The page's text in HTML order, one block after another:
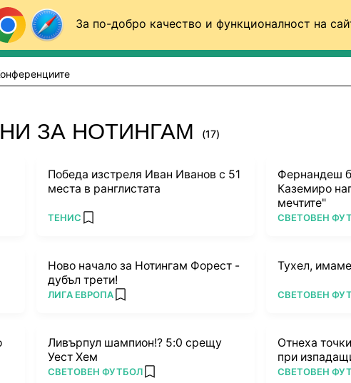
За по-добро качество и функционалност на
ФУТБОЛ (БГ)
ЗА НОТИНГАМ (17)
Победа изстреля Иван Иванов с 51
места в ранглистата
ПОВЕЧЕ ОТ
ТЕНИС add favorites
Фернандеш
Каземиро
мечтите"
ПОВЕЧЕ ОТ
СВЕТОВЕН
Ново начало за Нотингам Форест -
дубъл трети!
ПОВЕЧЕ ОТ
ЛИГА ЕВРОПА add favorites
Тухел,
ПОВЕЧЕ ОТ
СВЕТОВЕН
Ливърпул шампион!? 5:0 срещу
Уест Хем
ПОВЕЧЕ ОТ
СВЕТОВЕН ФУТБОЛ add favorites
Отнеха
при
ПОВЕЧЕ ОТ
СВЕТОВЕН